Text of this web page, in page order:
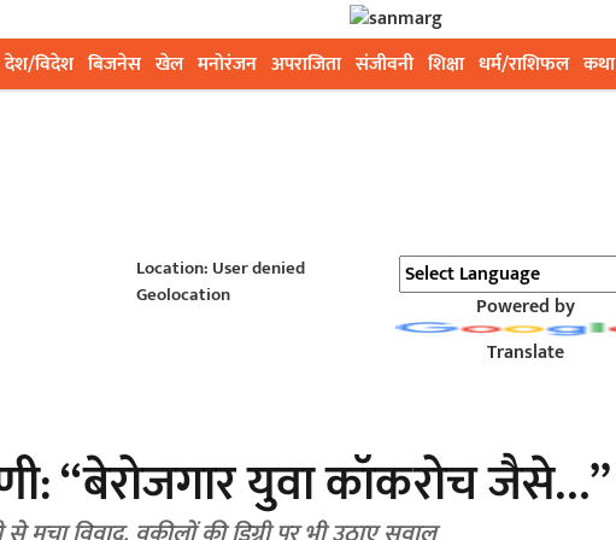
देश/विदेश बिजनेस खेल मनोरंजन अपराजिता संजीवनी शिक्षा धर्म/राशिफल कथा
Location: User denied
Geolocation
Powered by
Translate
“बेरोजगार युवा कॉकरोच जैसे…”